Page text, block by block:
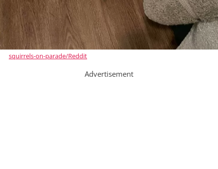
squirrels-on-parade/Reddit
Advertisement